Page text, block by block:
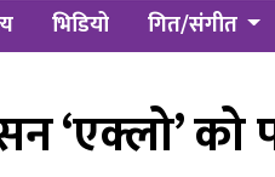
भिडियो गित/संगीत
‘एक्लो’ को